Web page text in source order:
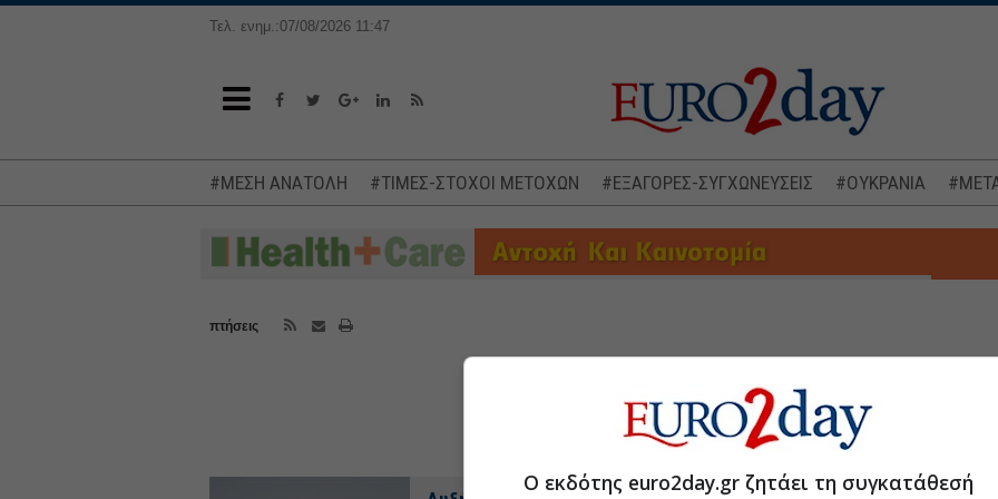
Τελ. ενημ.:07/08/2026 11:47
#ΜΕΣΗ ΑΝΑΤΟΛΗ #ΤΙΜΕΣ-ΣΤΟΧΟΙ ΜΕΤΟΧΩΝ #ΕΞΑΓΟΡΕΣ-ΣΥΓΧΩΝΕΥΣΕΙΣ #ΟΥΚΡΑΝΙΑ
πτήσεις
πτήσεις
Ο εκδότης euro2day.gr ζητάει τη συγκατάθεσή